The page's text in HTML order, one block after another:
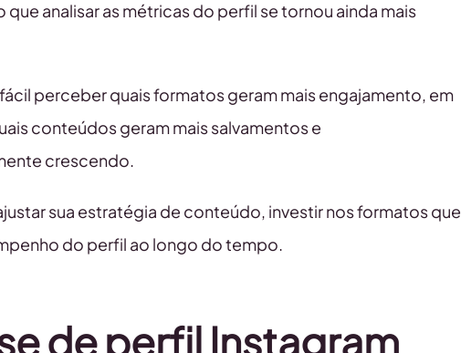
analisar as métricas do perfil se tornou ainda mais
perceber quais formatos geram mais engajamento, em
conteúdos geram mais salvamentos e
crescendo.
sua estratégia de conteúdo, investir nos formatos que
do perfil ao longo do tempo.
de perfil Instagram